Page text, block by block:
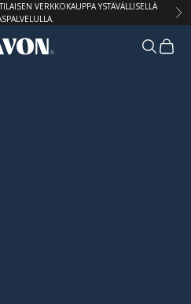
VERKKOKAUPPA YSTÄVÄLLISELLÄ
SAVON AvaaAvaa